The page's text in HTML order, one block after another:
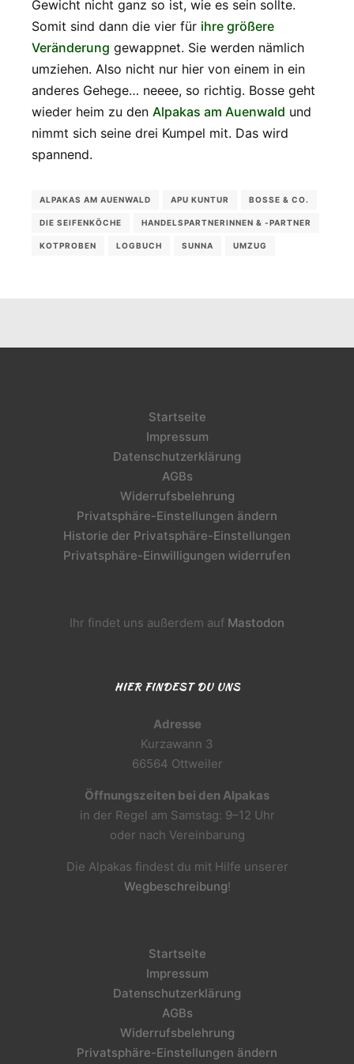
Gewicht nicht ganz so ist, wie es sein sollte.
Somit sind dann die vier für ihre größere
Veränderung gewappnet. Sie werden nämlich
umziehen. Also nicht nur hier von einem in ein
anderes Gehege… neeee, so richtig. Bosse geht
wieder heim zu den Alpakas am Auenwald und
nimmt sich seine drei Kumpel mit. Das wird
spannend.
ALPAKAS AM AUENWALD APU KUNTUR BOSSE & CO.
DIE SEIFENKÖCHE HANDELSPARTNERINNEN & -PARTNER
KOTPROBEN LOGBUCH SUNNA UMZUG
Startseite
Impressum
Datenschutzerklärung
AGBs
Widerrufsbelehrung
Privatsphäre-Einstellungen ändern
Historie der Privatsphäre-Einstellungen
Privatsphäre-Einwilligungen widerrufen
Ihr findet uns außerdem auf Mastodon
HIER FINDEST DU UNS
Adresse
Kurzawann 3
66564 Ottweiler
Öffnungszeiten bei den Alpakas
in der Regel am Samstag: 9–12 Uhr
oder nach Vereinbarung
Die Alpakas findest du mit Hilfe unserer
Wegbeschreibung!
Startseite
Impressum
Datenschutzerklärung
AGBs
Widerrufsbelehrung
Privatsphäre-Einstellungen ändern